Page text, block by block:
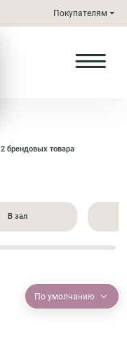
Покупателям
2 брендовых товара
В зал
По умолчанию